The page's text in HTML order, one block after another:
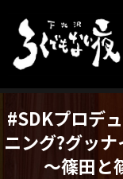
#SDKプロデ
ニング?グッ
～篠田と